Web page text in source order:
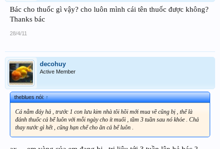
Bác cho thuốc gì vậy? cho luôn mình cái tên thuốc được không?
Thanks bác
28/4/11
decohuy
Active Member
theblues nói:↑
Cá nằm đáy hả , trước 1 con lưu kim nhà tôi hồi mới mua về cũng bị , thế là
đánh thuốc cả bể luôn với mỗi ngày cho ít muối , tầm 3 tuần sau nó khỏe . Chả
thay nước gì hết , cũng hạn chế cho ăn cả bể luôn .